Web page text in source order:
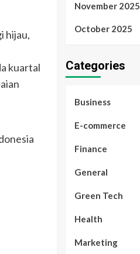
hijau,
kuartal
November 2025
October 2025
Categories
Business
E-commerce
Finance
General
Green Tech
Health
Marketing